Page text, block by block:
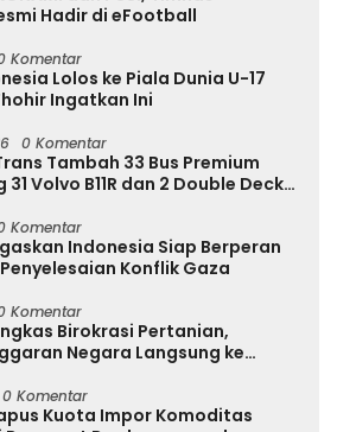
Hadir di eFootball
Komentar
Lolos ke Piala Dunia U-17
Ingatkan Ini
0 Komentar
Tambah 33 Bus Premium
Volvo B11R dan 2 Double Decker
Komentar
Indonesia Siap Berperan
Konflik Gaza
Komentar
Birokrasi Pertanian,
Negara Langsung ke
0 Komentar
Kuota Impor Komoditas